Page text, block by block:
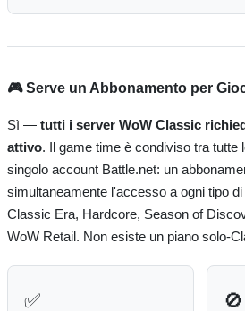
🎮 Serve un Abbonamento per
Sì — tutti i server WoW Classic
attivo. Il game time è condiviso tra tutte
singolo account Battle.net: un
simultaneamente l'accesso a ogni tipo
Classic Era, Hardcore, Season of
WoW Retail. Non esiste un piano solo-
✅ 🚫